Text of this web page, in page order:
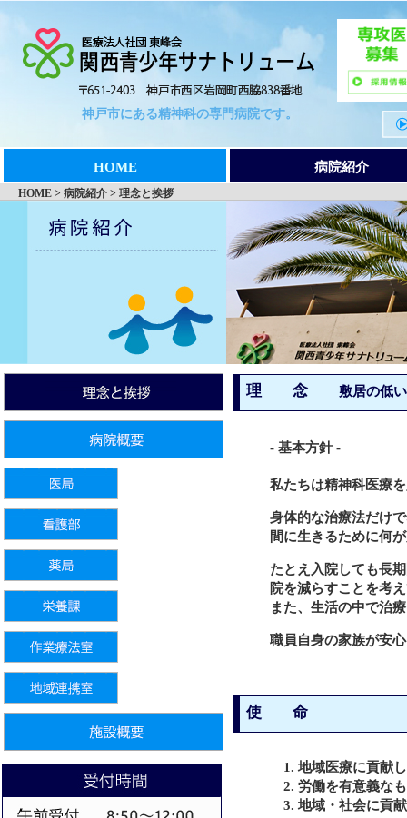
神戸市にある精神科の専門病院です。
HOME 病院紹介
HOME > 病院紹介 > 理念と挨拶
理 念 敷居の低
- 基本方針-
私たちは精神科医療
身体的な治療法だけ
間に生きるために何
たとえ入院しても長
院を減らすことを考
また、生活の中で治
職員自身の家族が安
使 命
1. 地域医療に貢献
2. 労働を有意義な
3. 地域・社会に貢